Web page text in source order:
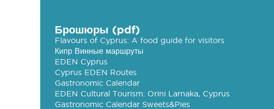
Брошюры (pdf)
Flavours of Cyprus: A food guide for visitors
Кипр Винные маршруты
EDEN Cyprus
Cyprus EDEN Routes
Gastronomic Calendar
EDEN Cultural Tourism: Orini Larnaka, Cyprus
Gastronomic Calendar Sweets&Pies